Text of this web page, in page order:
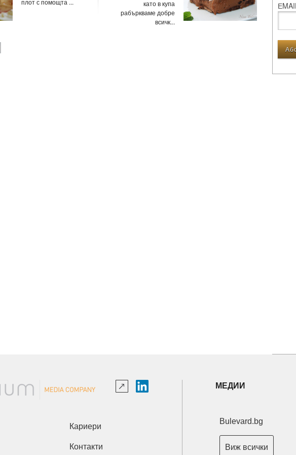
плот с помощта ...
като в купа
рабъркваме добре
всичк...
Кариери
Контакти
МЕДИИ
Bulevard.bg
Виж всички